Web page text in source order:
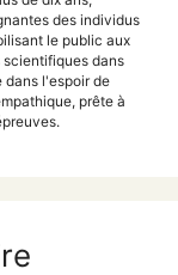
des individus
le public aux
dans
dans l'espoir de
prête à